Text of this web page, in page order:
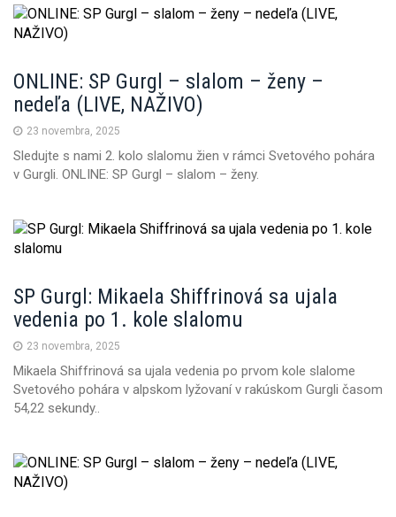
ONLINE: SP Gurgl – slalom – ženy –
nedeľa (LIVE, NAŽIVO)
23 novembra, 2025
Sledujte s nami 2. kolo slalomu žien v rámci Svetového pohára
v Gurgli. ONLINE: SP Gurgl – slalom – ženy.
SP Gurgl: Mikaela Shiffrinová sa ujala
vedenia po 1. kole slalomu
23 novembra, 2025
Mikaela Shiffrinová sa ujala vedenia po prvom kole slalome
Svetového pohára v alpskom lyžovaní v rakúskom Gurgli časom
54,22 sekundy..